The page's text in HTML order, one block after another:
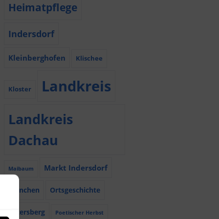
Heimatpflege
Indersdorf
Kleinberghofen Klischee
Kloster Landkreis
Landkreis
Dachau
Maibaum Markt Indersdorf
München Ortsgeschichte
Petersberg Poetischer Herbst